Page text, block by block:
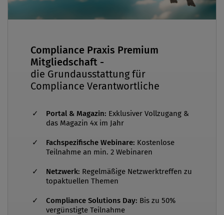
Compliance Praxis Premium
Mitgliedschaft -
die Grundausstattung für
Compliance Verantwortliche
Portal & Magazin: Exklusiver Vollzugang &
das Magazin 4x im Jahr
Fachspezifische Webinare: Kostenlose
Teilnahme an min. 2 Webinaren
Netzwerk: Regelmäßige Netzwerktreffen zu
topaktuellen Themen
Compliance Solutions Day: Bis zu 50%
vergünstigte Teilnahme